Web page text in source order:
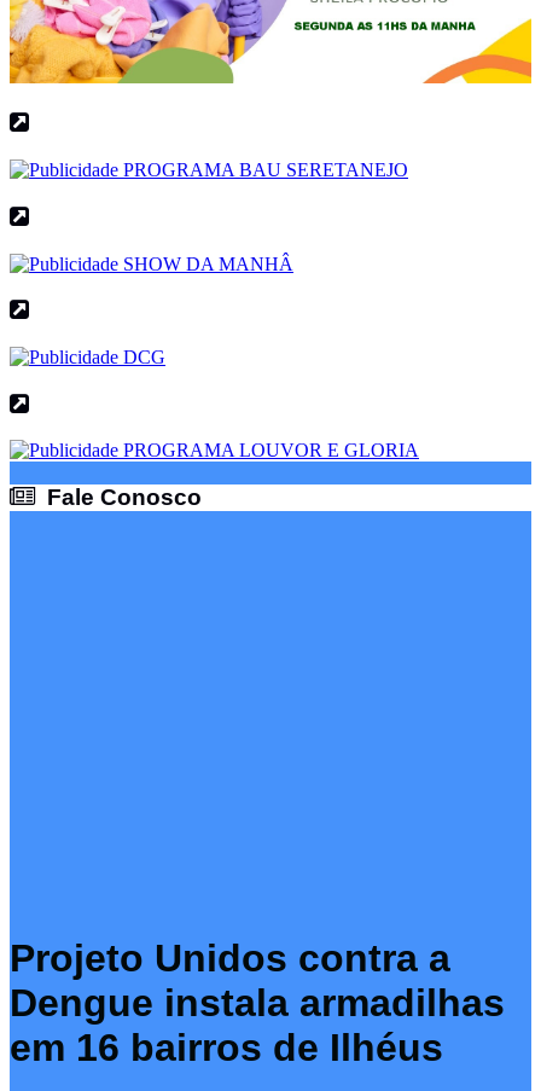
Fale Conosco
Projeto Unidos contra a
Dengue instala armadilhas
em 16 bairros de Ilhéus